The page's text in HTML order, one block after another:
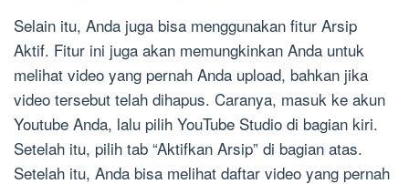
Selain itu, Anda juga bisa menggunakan fitur Arsip
Aktif. Fitur ini juga akan memungkinkan Anda untuk
melihat video yang pernah Anda upload, bahkan jika
video tersebut telah dihapus. Caranya, masuk ke akun
Youtube Anda, lalu pilih YouTube Studio di bagian kiri.
Setelah itu, pilih tab “Aktifkan Arsip” di bagian atas.
Setelah itu, Anda bisa melihat daftar video yang pernah